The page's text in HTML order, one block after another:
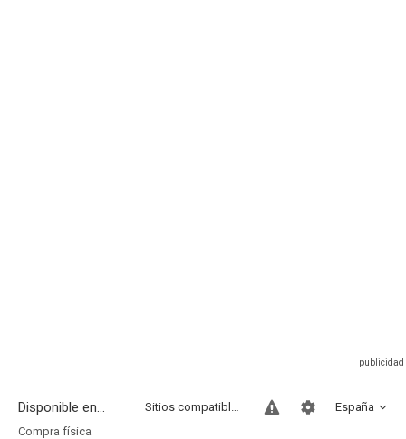
Disponible en... España
Sitios compatibles
Compra física